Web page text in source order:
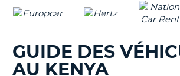
GUIDE DES
AU KENYA